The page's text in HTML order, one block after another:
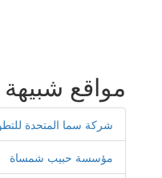
مواقع شبيهة
شركة سما المتحدة
مؤسسة حبيب شمساة